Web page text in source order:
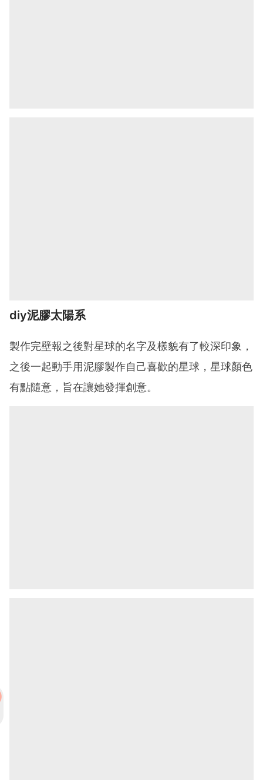
diy泥膠太陽系
製作完壁報之後對星球的名字及樣貌有了較深印象，
之後一起動手用泥膠製作自己喜歡的星球，星球顏色
有點隨意，旨在讓她發揮創意。